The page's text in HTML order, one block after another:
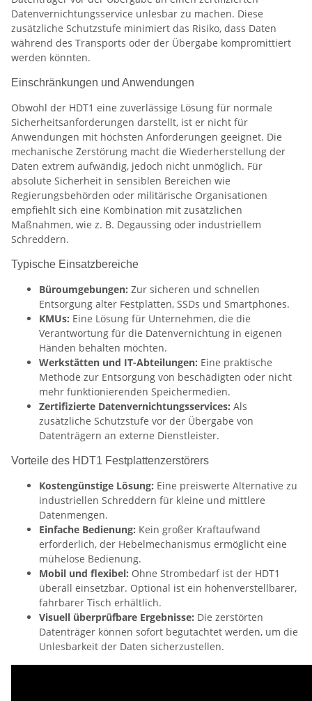
Datenvernichtungsservice unlesbar zu machen. Diese
zusätzliche Schutzstufe minimiert das Risiko, dass Daten
während des Transports oder der Übergabe kompromittiert
werden könnten.
Einschränkungen und Anwendungen
Obwohl der HDT1 eine zuverlässige Lösung für normale
Sicherheitsanforderungen darstellt, ist er nicht für
Anwendungen mit höchsten Anforderungen geeignet. Die
mechanische Zerstörung macht die Wiederherstellung der
Daten extrem aufwändig, jedoch nicht unmöglich. Für
absolute Sicherheit in sensiblen Bereichen wie
Regierungsbehörden oder militärische Organisationen
empfiehlt sich eine Kombination mit zusätzlichen
Maßnahmen, wie z. B. Degaussing oder industriellem
Schreddern.
Typische Einsatzbereiche
Büroumgebungen: Zur sicheren und schnellen
Entsorgung alter Festplatten, SSDs und Smartphones.
KMUs: Eine Lösung für Unternehmen, die die
Verantwortung für die Datenvernichtung in eigenen
Händen behalten möchten.
Werkstätten und IT-Abteilungen: Eine praktische
Methode zur Entsorgung von beschädigten oder nicht
mehr funktionierenden Speichermedien.
Zertifizierte Datenvernichtungsservices: Als
zusätzliche Schutzstufe vor der Übergabe von
Datenträgern an externe Dienstleister.
Vorteile des HDT1 Festplattenzerstörers
Kostengünstige Lösung: Eine preiswerte Alternative zu
industriellen Schreddern für kleine und mittlere
Datenmengen.
Einfache Bedienung: Kein großer Kraftaufwand
erforderlich, der Hebelmechanismus ermöglicht eine
mühelose Bedienung.
Mobil und flexibel: Ohne Strombedarf ist der HDT1
überall einsetzbar. Optional ist ein höhenverstellbarer,
fahrbarer Tisch erhältlich.
Visuell überprüfbare Ergebnisse: Die zerstörten
Datenträger können sofort begutachtet werden, um die
Unlesbarkeit der Daten sicherzustellen.